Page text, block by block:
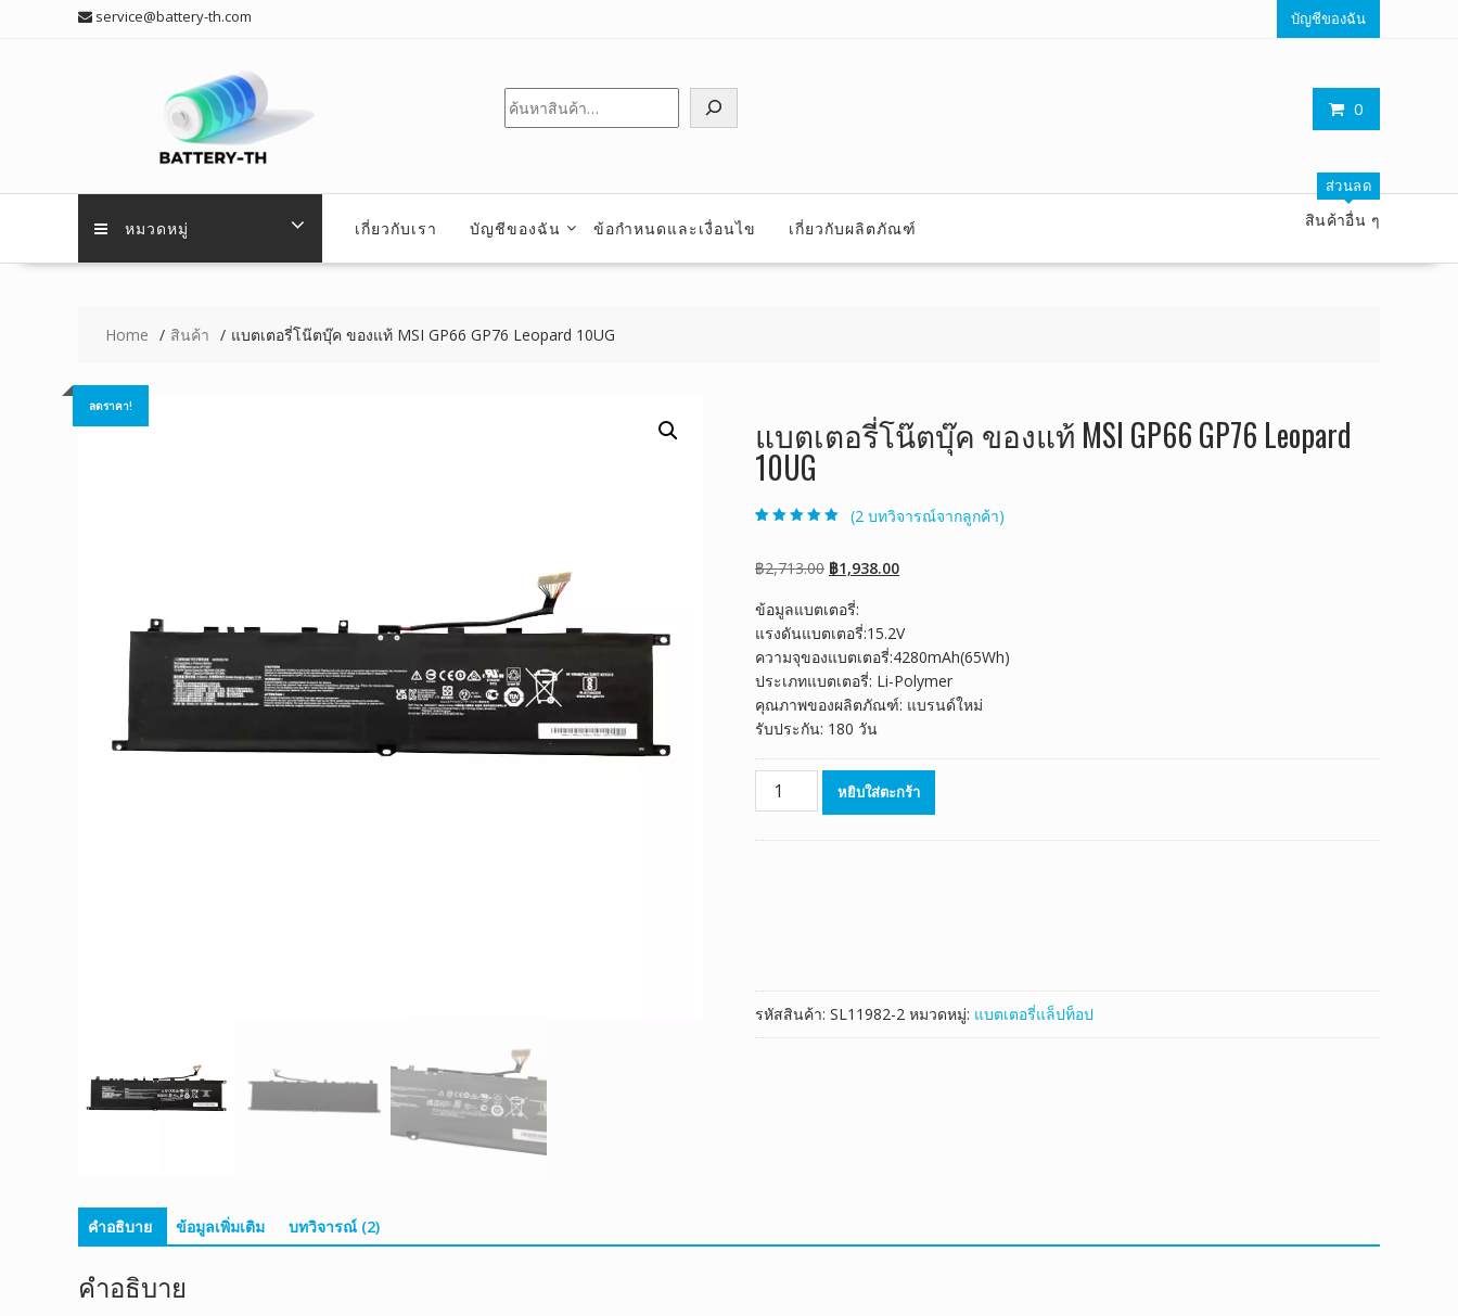
service@battery-th.com บัญชีของฉัน
0
ค้นหา
หมวดหมู่ เกี่ยวกับเรา บัญชีของฉัน ข้อกำหนดและเงื่อนไข เกี่ยวกับผลิตภัณฑ์
ส่วนลด
สินค้าอื่น ๆ
Home สินค้า แบตเตอรี่โน๊ตบุ๊ค ของแท้ MSI GP66 GP76 Leopard 10UG
ลดราคา!
แบตเตอรี่โน๊ตบุ๊ค ของแท้ MSI GP66 GP76 Leopard
10UG
เต็มบน
การให้
คะแนนของ
(2 บทวิจารณ์จากลูกค้า)
฿2,713.00 Original
was:
฿2,713.00.
฿1,938.00Current
฿1,938.00.
ข้อมูลแบตเตอรี่:
แรงดันแบตเตอรี่:15.2V
ความจุของแบตเตอรี่:4280mAh(65Wh)
ประเภทแบตเตอรี่: Li-Polymer
คุณภาพของผลิตภัณฑ์: แบรนด์ใหม่
รับประกัน: 180 วัน
จำนวน
แบตเตอรี่
Leopard
10UG
ชิ้น
หยิบใส่ตะกร้า
รหัสสินค้า: SL11982-2 หมวดหมู่: แบตเตอรี่แล็ปท็อป
คำอธิบาย ข้อมูลเพิ่มเติม บทวิจารณ์ (2)
คำอธิบาย